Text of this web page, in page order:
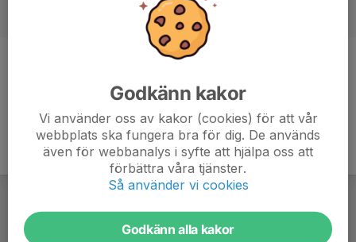
Godkänn kakor
Vi använder oss av kakor (cookies) för att vår
webbplats ska fungera bra för dig. De används
även för webbanalys i syfte att hjälpa oss att
förbättra våra tjänster.
Så använder vi cookies
Godkänn alla kakor